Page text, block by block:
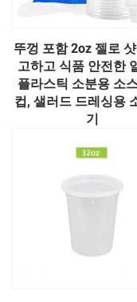
뚜껑 포함 2oz 젤로
고하고 식품 안전한
플라스틱 소분용 소
컵, 샐러드 드레싱용
기